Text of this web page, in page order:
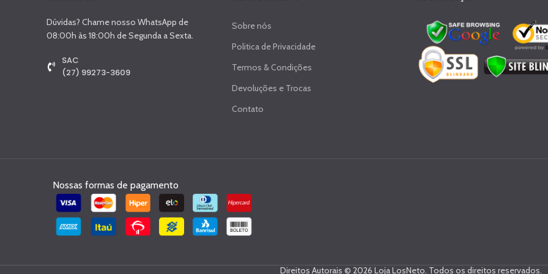
Dúvidas? Chame nosso WhatsApp de
08:00h às 18:00h de Segunda a Sexta.
SAC
(27) 99273-3609
Sobre nós
Politica de Privacidade
Termos & Condições
Devoluções e Trocas
Contato
Nossas formas de pagamento
Direitos Autorais © 2026 Loja LosNeto. Todos os direitos reservados.